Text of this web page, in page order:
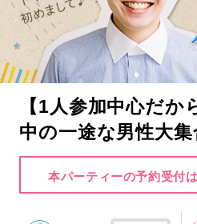
【1人参加中心だか
中の一途な男性大集
本パーティーの予約受付